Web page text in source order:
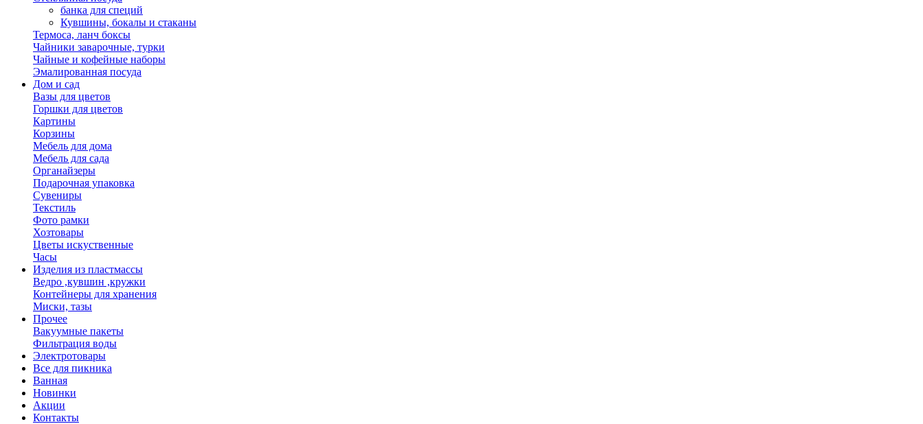
банка для специй
Кувшины, бокалы и стаканы
Термоса, ланч боксы
Чайники заварочные, турки
Чайные и кофейные наборы
Эмалированная посуда
Дом и сад
Вазы для цветов
Горшки для цветов
Картины
Корзины
Мебель для дома
Мебель для сада
Органайзеры
Подарочная упаковка
Сувениры
Текстиль
Фото рамки
Хозтовары
Цветы искуственные
Часы
Изделия из пластмассы
Ведро ,кувшин ,кружки
Контейнеры для хранения
Миски, тазы
Прочее
Вакуумные пакеты
Фильтрация воды
Электротовары
Все для пикника
Ванная
Новинки
Акции
Контакты